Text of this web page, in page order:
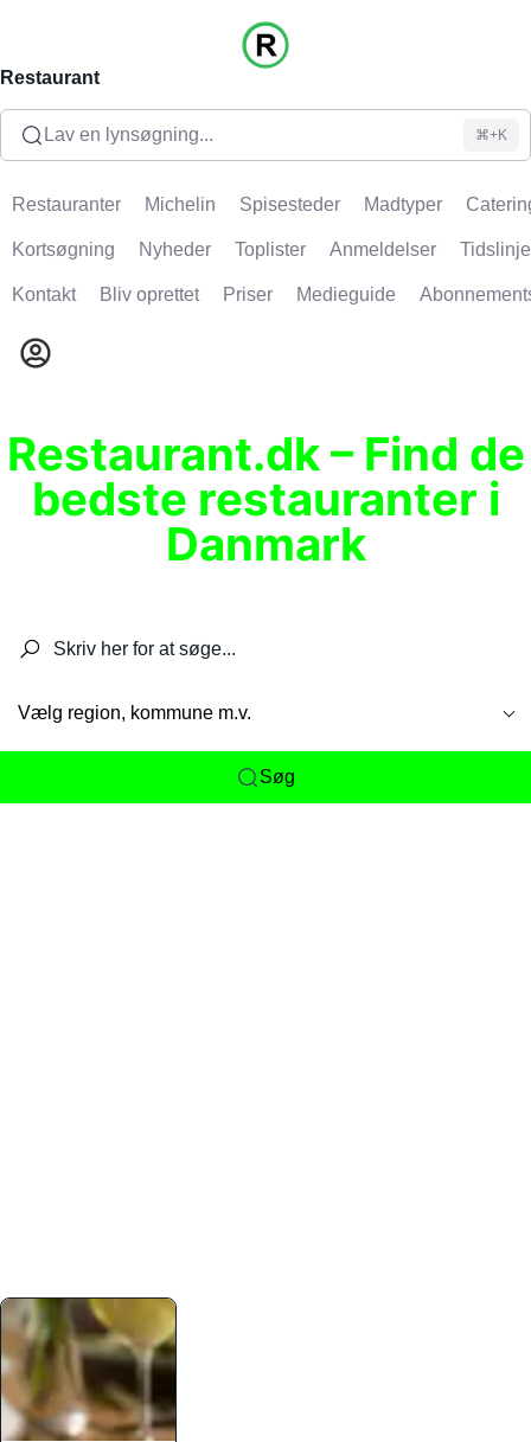
Restaurant
Lav en lynsøgning... ⌘+K
Restauranter Michelin Spisesteder Madtyper
Kortsøgning Nyheder Toplister Anmeldelser Tidslinje
Kontakt Bliv oprettet Priser Medieguide
Restaurant.dk – Find de
bedste restauranter i
Danmark
Vælg region, kommune m.v.
Søg